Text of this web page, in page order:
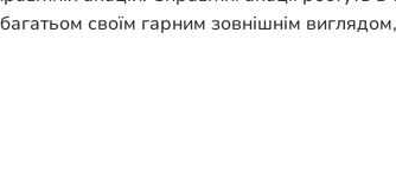
своїм гарним зовнішнім